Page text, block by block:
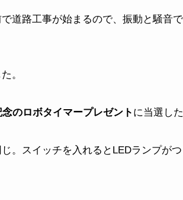
道路工事が始まるので、振動と騒音
。
のロボタイマープレゼント に当選し
。スイッチを入れるとLEDランプがつ